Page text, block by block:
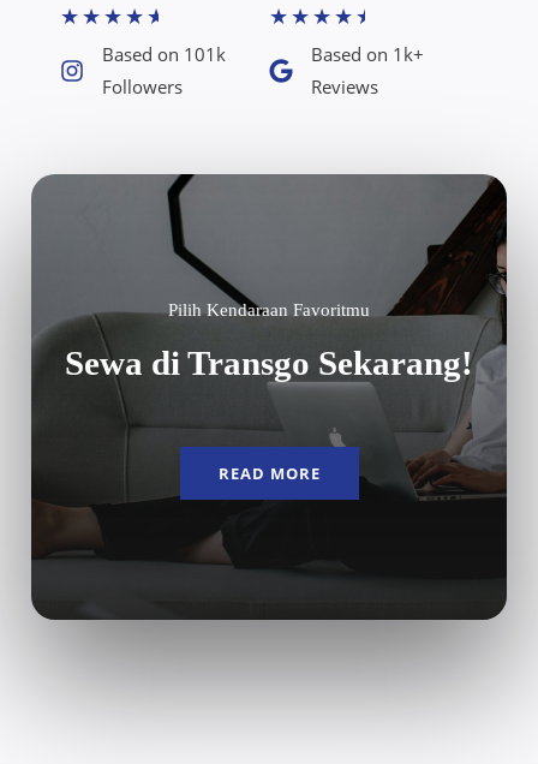
★★★★★
Based on 101k
Followers​
★★★★★
Based on 1k+
Reviews​
Pilih Kendaraan Favoritmu
Sewa di Transgo Sekarang!
READ MORE